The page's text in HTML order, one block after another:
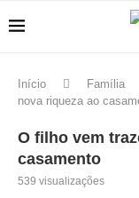
Início Família
nova riqueza ao
O filho vem
casamento
539 visualizações